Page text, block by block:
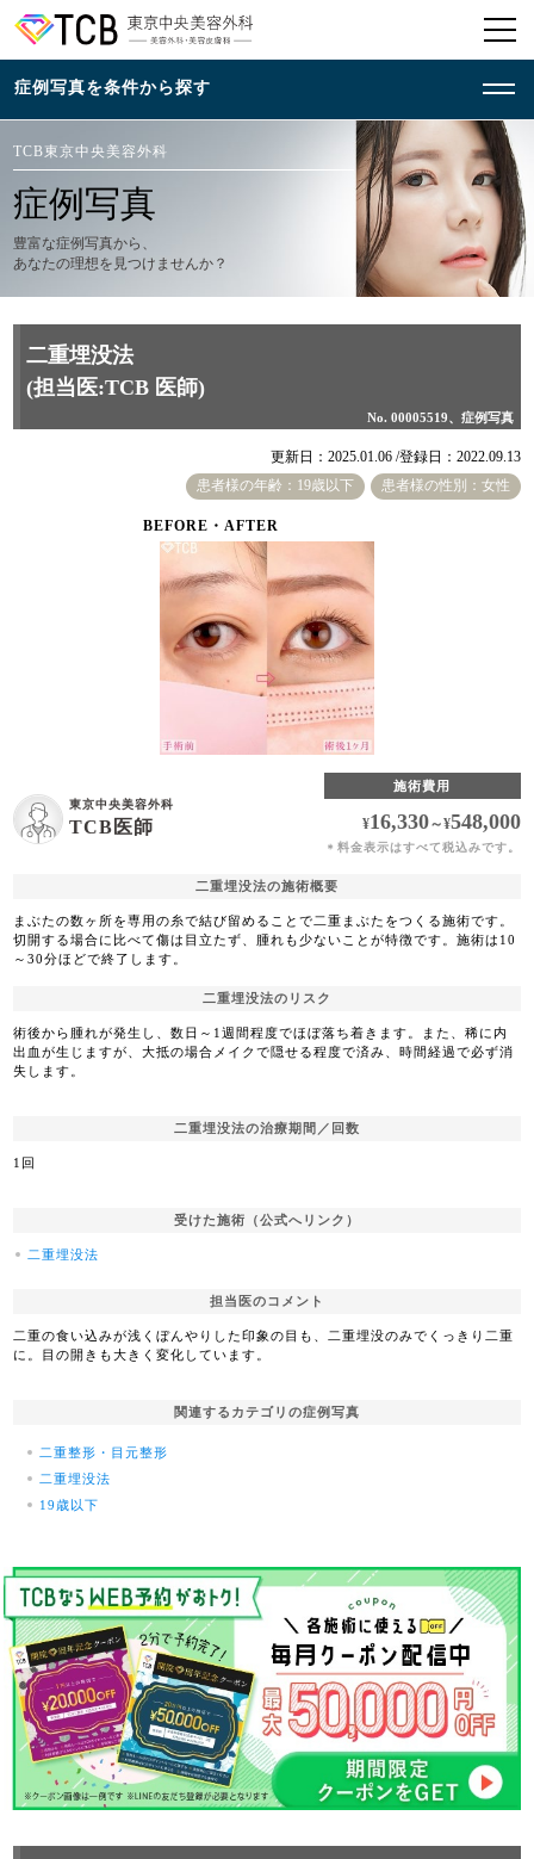
TCB東京中央美容外科
症例写真
豊富な症例写真から、
あなたの理想を見つけませんか？
二重埋没法
(担当医:TCB 医師)
No. 00005519、症例写真
患者様の年齢：19歳以下 患者様の性別：女性
更新日：2025.01.06 /登録日：2022.09.13
BEFORE・AFTER
東京中央美容外科
TCB医師
施術費用
¥16,330～¥548,000
＊ 料金表示はすべて税込みです。
二重埋没法の施術概要
まぶたの数ヶ所を専用の糸で結び留めることで二重まぶたをつくる施術です。
切開する場合に比べて傷は目立たず、腫れも少ないことが特徴です。施術は10
～30分ほどで終了します。
二重埋没法のリスク
術後から腫れが発生し、数日～1週間程度でほぼ落ち着きます。また、稀に内
出血が生じますが、大抵の場合メイクで隠せる程度で済み、時間経過で必ず消
失します。
二重埋没法の治療期間／回数
1回
受けた施術（公式へリンク）
二重埋没法
担当医のコメント
二重の食い込みが浅くぼんやりした印象の目も、二重埋没のみでくっきり二重
に。目の開きも大きく変化しています。
関連するカテゴリの症例写真
二重整形・目元整形
二重埋没法
19歳以下